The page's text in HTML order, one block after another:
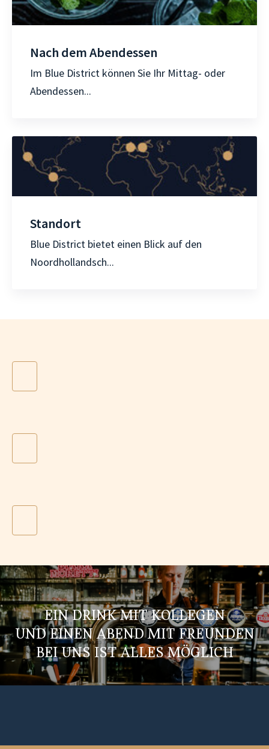
Nach dem Abendessen
Im Blue District können Sie Ihr Mittag- oder
Abendessen...
Standort
Blue District bietet einen Blick auf den
Noordhollandsch...
EIN DRINK MIT KOLLEGEN
UND EINEN ABEND MIT FREUNDEN
BEI UNS IST ALLES MÖGLICH